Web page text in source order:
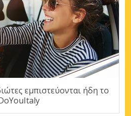
εμπιστεύονται ήδη το